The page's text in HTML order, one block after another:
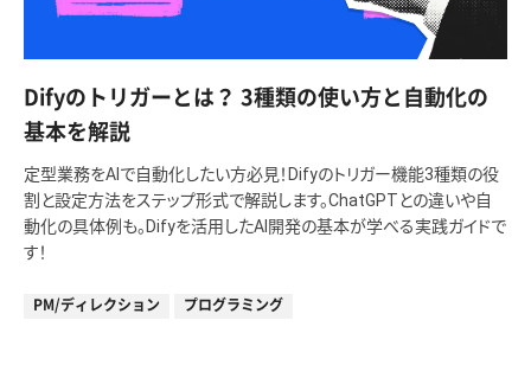
Difyのトリガーとは？ 3種類の使い方と自動化の
基本を解説
定型業務をAIで自動化したい方必見！Difyのトリガー機能3種類の役
割と設定方法をステップ形式で解説します。ChatGPTとの違いや自
動化の具体例も。Difyを活用したAI開発の基本が学べる実践ガイドで
す！
PM/ディレクション プログラミング